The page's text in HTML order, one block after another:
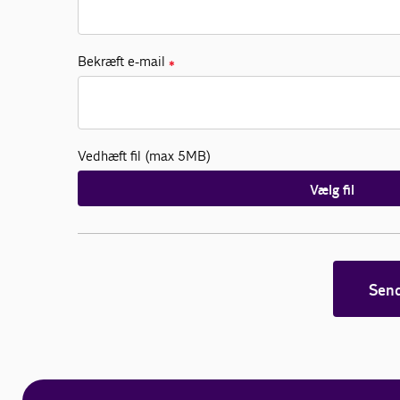
Bekræft e-mail ✱
Vedhæft fil (max 5MB)
Vælg fil
Send